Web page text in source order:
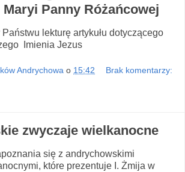
Panny Różańcowej
lekturę artykułu dotyczącego
Imienia Jezus
Andrychowa o 15:42 Brak komentarzy:
zwyczaje wielkanocne
się z andrychowskimi
które prezentuje I. Żmija w